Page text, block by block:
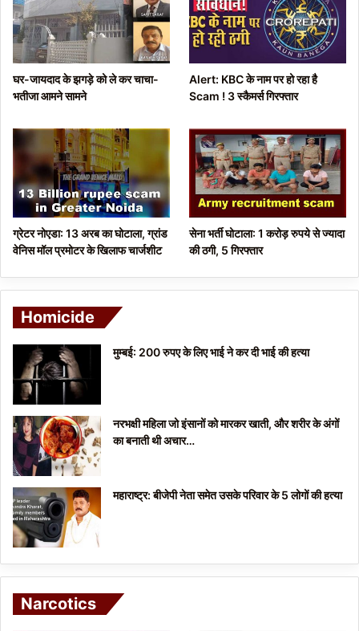
u
p
e
g
e
घर-जायदाद के झगड़े को ले कर चाचा-
भतीजा आमने सामने
Alert: KBC के नाम पर हो रहा है
Scam ! 3 स्कैमर्स गिरफ्तार
ग्रेटर नोएडा: 13 अरब का घोटाला, ग्रांड
वेनिस मॉल प्रमोटर के खिलाफ चार्जशीट
सेना भर्ती घोटाला: 1 करोड़ रुपये से ज्यादा
की ठगी, 5 गिरफ्तार
Homicide
मुम्बई: 200 रुपए के लिए भाई ने कर दी भाई की हत्या
नरभक्षी महिला जो इंसानों को मारकर खाती, और शरीर के अंगों
का बनाती थी अचार…
महाराष्ट्र: बीजेपी नेता समेत उसके परिवार के 5 लोगों की हत्या
Narcotics